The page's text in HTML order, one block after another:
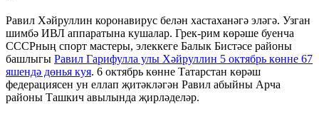
Равил Хәйруллин коронавирус белән хастаханәгә эләгә. Узган
шимбә ИВЛ аппаратына кушалар. Грек-рим көрәше буенча
СССРның спорт мастеры, элеккеге Балык Бистәсе районы
башлыгы Равил Гарифулла улы Хәйруллин 5 октябрь көнне 67
яшендә дөнья куя. 6 октябрь көнне Татарстан көрәш
федерациясен ун еллап җитәкләгән Равил абыйны Арча
районы Ташкич авылында җирләделәр.